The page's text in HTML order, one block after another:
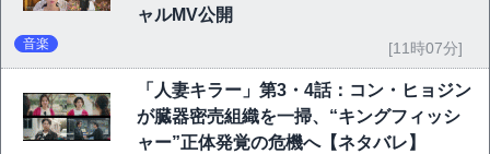
ャルMV公開
音楽 [11時07分]
「人妻キラー」第3・4話：コン・ヒョジン
が臓器密売組織を一掃、“キングフィッシ
ャー”正体発覚の危機へ【ネタバレ】